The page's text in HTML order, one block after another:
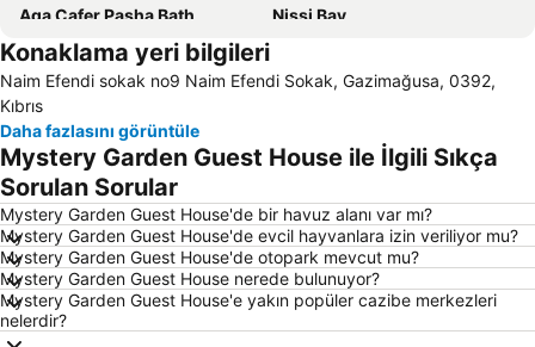
Aga Cafer Pasha Bath
Nissi Bay
Kaparis
Makronissos
Nissi Bay
Konnos Bay
Pernera P
Mckenzie Beach
Larnaca International Airport
Larnaca Marina
Liopetri Barn
Kavo Greko National Forest Park
Ellinas
Culture Centre Skali
Avgorou
landa
Vathia Gonia
Konaklama yeri bilgileri
Naim Efendi sokak no9 Naim Efendi Sokak, Gazimağusa, 0392,
Kıbrıs
Daha fazlasını görüntüle
Mystery Garden Guest House ile İlgili Sıkça
Sorulan Sorular
Mystery Garden Guest House'de bir havuz alanı var mı?
Mystery Garden Guest House'de evcil hayvanlara izin veriliyor mu?
Mystery Garden Guest House'de otopark mevcut mu?
Mystery Garden Guest House nerede bulunuyor?
Mystery Garden Guest House'e yakın popüler cazibe merkezleri
nelerdir?